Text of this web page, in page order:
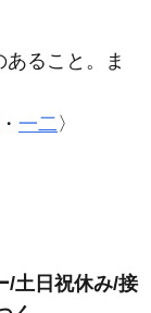
ること。ま
・ 一二 〉
/土日祝休み/接